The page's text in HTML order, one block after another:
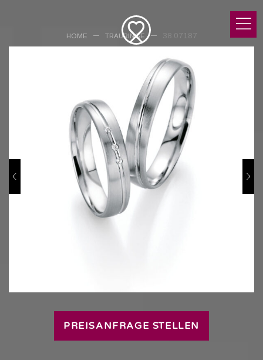
HOME TRAURINGE 38.07187
PREISANFRAGE STELLEN